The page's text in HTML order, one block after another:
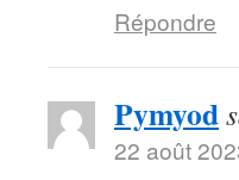
Répondre
Pymyod
22 août